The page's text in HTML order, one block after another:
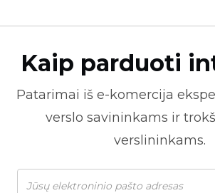
Kaip parduoti
Patarimai iš e-komercija
verslo savininkams ir
verslininkams.